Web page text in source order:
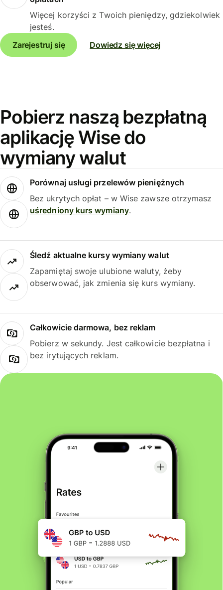
Więcej korzyści z Twoich pieniędzy, gdziekolwiek
jesteś.
Zarejestruj się
Dowiedz się więcej
Pobierz naszą bezpłatną
aplikację Wise do
wymiany walut
Porównaj usługi przelewów pieniężnych
Bez ukrytych opłat – w Wise zawsze otrzymasz
uśredniony kurs wymiany.
Śledź aktualne kursy wymiany walut
Zapamiętaj swoje ulubione waluty, żeby
obserwować, jak zmienia się kurs wymiany.
Całkowicie darmowa, bez reklam
Pobierz w sekundy. Jest całkowicie bezpłatna i
bez irytujących reklam.